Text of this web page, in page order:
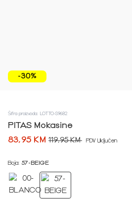
-30%
Šifra proizvoda: LOTTO-S9682
PITAS Mokasine
83,95 KM 119,95 KM PDV Uključen
Boja: 57-BEIGE